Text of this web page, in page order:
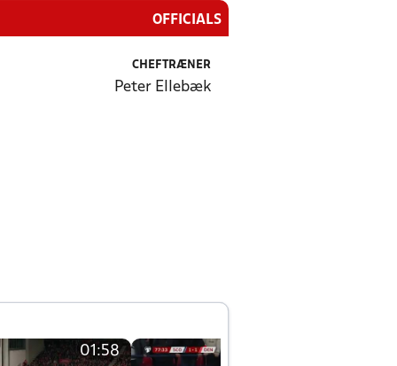
OFFICIALS
CHEFTRÆNER
Peter Ellebæk
01:58